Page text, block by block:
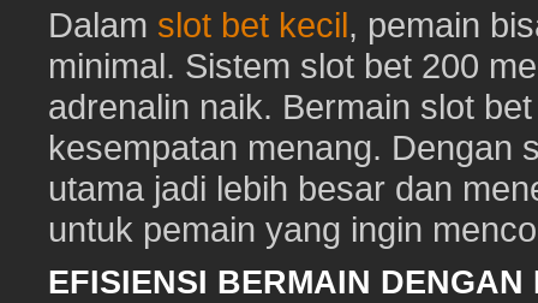
Dalam slot bet kecil, pemain
minimal. Sistem slot bet 200
adrenalin naik. Bermain slot
kesempatan menang. Dengan
utama jadi lebih besar dan
untuk pemain yang ingin
EFISIENSI BERMAIN